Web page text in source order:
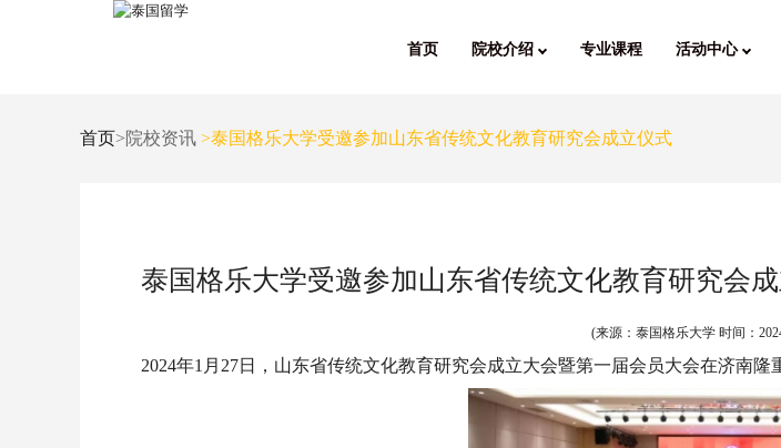
首页 院校介绍 专业课程 活动中心
首页>院校资讯 >泰国格乐大学受邀参加山东省传统文化教育研究会成立仪式
泰国格乐大学受邀参加山东省传统文化教育研究会
(来源：泰国格乐大学 时间：
2024年1月27日，山东省传统文化教育研究会成立大会暨第一届会员大会在济南隆